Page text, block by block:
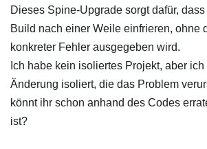
Dieses Spine-Upgrade sorgt dafür,
Build nach einer Weile einfrieren, ohne
konkreter Fehler ausgegeben wird.
Ich habe kein isoliertes Projekt, aber
Änderung isoliert, die das Problem
könnt ihr schon anhand des Codes
ist?